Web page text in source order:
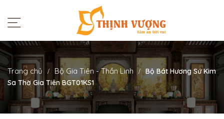
Trang chủ Bộ Gia Tiên - Thần Linh
Bộ Bát Hương Sứ Kim
Sa Thờ Gia Tiên BGT01KS1